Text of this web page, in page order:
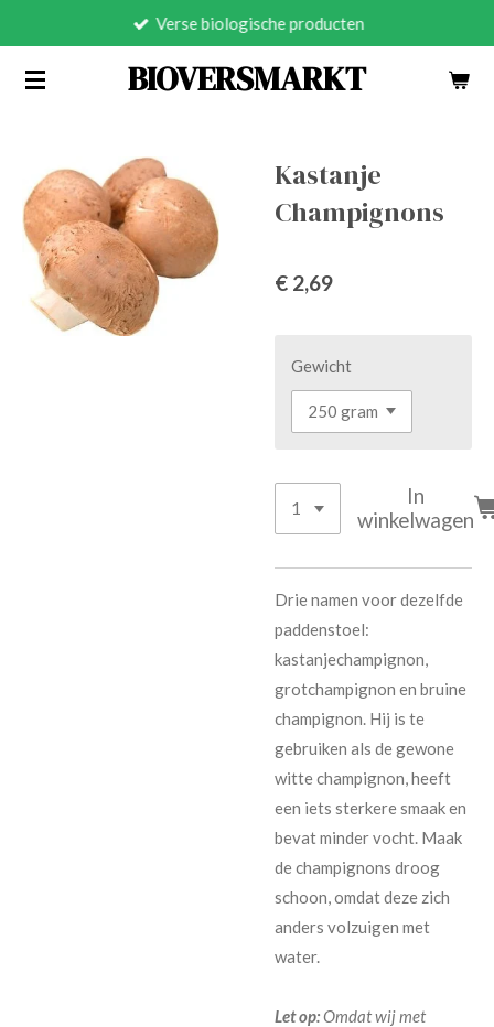
naar
BIOVERSMARKT
Verse biologische producten
Kastanje
Champignons
€ 2,69
Gewicht
In
winkelwagen
Drie namen voor dezelfde
paddenstoel:
kastanjechampignon,
grotchampignon en bruine
champignon. Hij is te
gebruiken als de gewone
witte champignon, heeft
een iets sterkere smaak en
bevat minder vocht. Maak
de champignons droog
schoon, omdat deze zich
anders volzuigen met
water.
Let op:Omdat wij met